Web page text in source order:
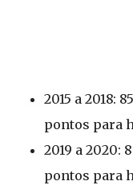
2015 a 2018:
pontos para
2019 a 2020:
pontos para